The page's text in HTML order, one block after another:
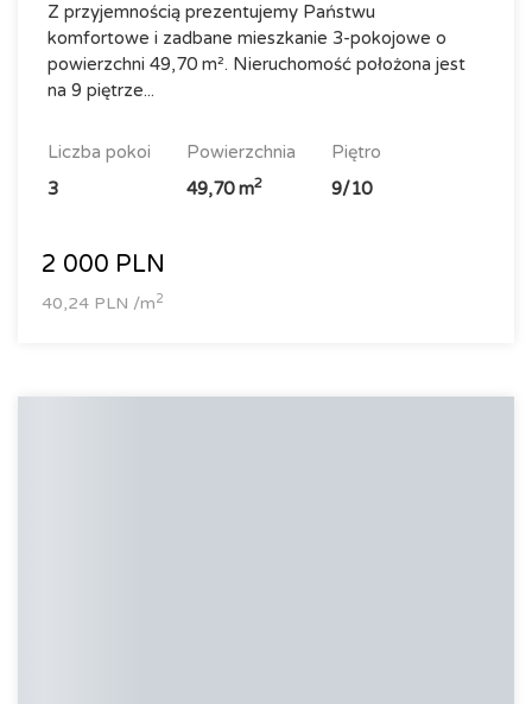
Z przyjemnością prezentujemy Państwu
komfortowe i zadbane mieszkanie 3-pokojowe o
powierzchni 49,70 m². Nieruchomość położona jest
na 9 piętrze...
liczba pokoi
3
powierzchnia
49,70 m2
piętro
9/10
2 000 PLN
40,24 PLN /m2